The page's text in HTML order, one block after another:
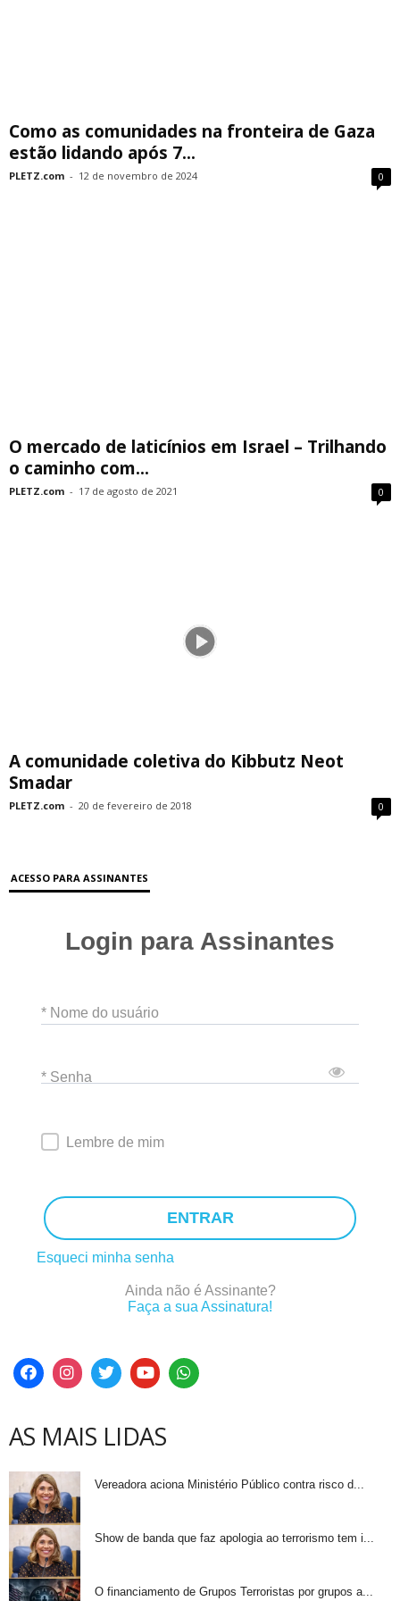
Como as comunidades na fronteira de Gaza
estão lidando após 7...
PLETZ.com - 12 de novembro de 2024 0
O mercado de laticínios em Israel – Trilhando
o caminho com...
PLETZ.com - 17 de agosto de 2021 0
A comunidade coletiva do Kibbutz Neot
Smadar
PLETZ.com - 20 de fevereiro de 2018 0
ACESSO PARA ASSINANTES
Login para Assinantes
* Nome do usuário
* Senha
Lembre de mim
ENTRAR
Esqueci minha senha
Ainda não é Assinante?
Faça a sua Assinatura!
AS MAIS LIDAS
Vereadora aciona Ministério Público contra risco d...
Show de banda que faz apologia ao terrorismo tem i...
O financiamento de Grupos Terroristas por grupos a...